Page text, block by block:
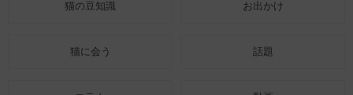
猫の豆知識 お出かけ
猫に会う 話題